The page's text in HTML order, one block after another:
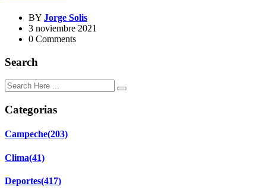
BY Jorge Solis
3 noviembre 2021
0 Comments
Search
Categorias
Campeche(203)
Clima(41)
Deportes(417)